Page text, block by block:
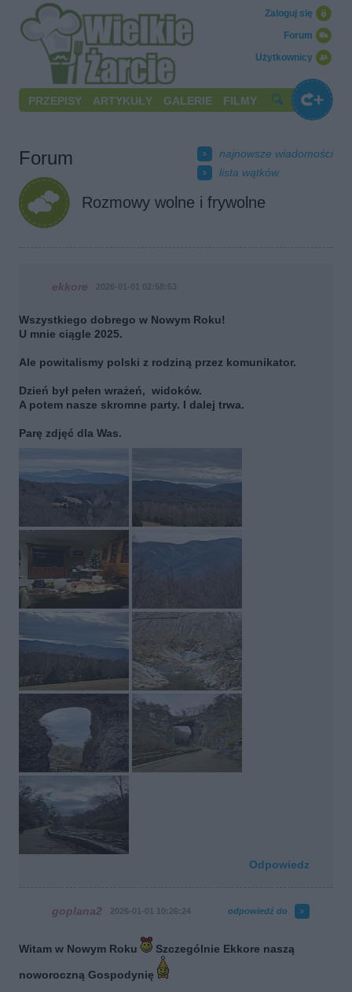
Użytkownicy
Forum
Zaloguj się
PRZEPISY ARTYKUŁY GALERIE FILMY
Forum
najnowsze wiadomości
lista wątków
Rozmowy wolne i frywolne
ekkore
Wszystkiego dobrego w Nowym Roku!
U mnie ciągle 2025.
Ale powitalismy polski z rodziną przez komunikator.
Dzień był pełen wrażeń, widoków.
A potem nasze skromne party. I dalej trwa.
Parę zdjęć dla Was.
Odpowiedz
goplana2 2026-01-01 10:26:24 odpowiedź do
Witam w Nowym Roku Szczególnie Ekkore naszą
noworoczną Gospodynię